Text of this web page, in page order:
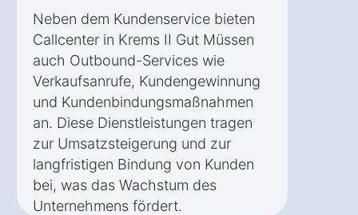
Neben dem Kundenservice bieten
Callcenter in Krems II Gut Müssen
auch Outbound-Services wie
Verkaufsanrufe, Kundengewinnung
und Kundenbindungsmaßnahmen
an. Diese Dienstleistungen tragen
zur Umsatzsteigerung und zur
langfristigen Bindung von Kunden
bei, was das Wachstum des
Unternehmens fördert.